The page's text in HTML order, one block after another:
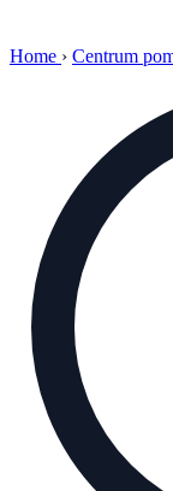
Home › Centrum